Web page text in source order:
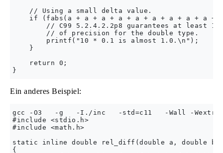
    // Using a small delta value.
if (fabs(a + a + a + a + a + a + a + a + a +
// C99 5.2.4.2.2p8 guarantees at least 10
        // of precision for the double type.
        printf("10 * 0.1 is almost 1.0.\n");
    }
    return 0;
Ein anderes Beispiel:
gcc -O3   -g   -I./inc   -std=c11   -Wall -
#include <stdio.h>
#include <math.h>
static inline double rel_diff(double a, double b)
{